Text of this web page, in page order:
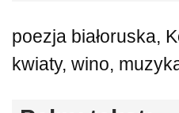
poezja białoruska,
kwiaty, wino,